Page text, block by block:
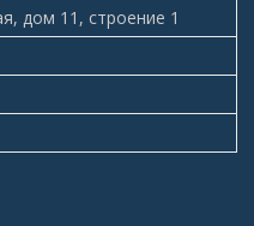
дом 11, строение 1